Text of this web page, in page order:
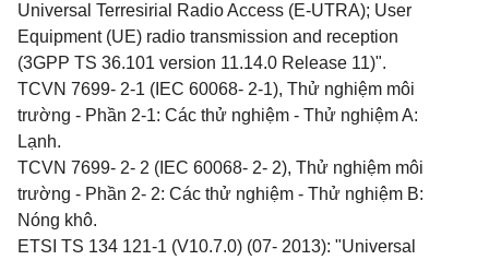
Universal Terresirial Radio Access (E-UTRA); User
Equipment (UE) radio transmission and reception
(3GPP TS 36.101 version 11.14.0 Release 11)".
TCVN 7699- 2-1 (IEC 60068- 2-1), Thử nghiệm môi
trường - Phần 2-1: Các thử nghiệm - Thử nghiệm A:
Lạnh.
TCVN 7699- 2- 2 (IEC 60068- 2- 2), Thử nghiệm môi
trường - Phần 2- 2: Các thử nghiệm - Thử nghiệm B:
Nóng khô.
ETSI TS 134 121-1 (V10.7.0) (07- 2013): "Universal